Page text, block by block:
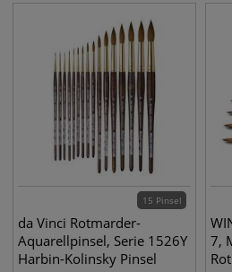
15 Pinsel
da Vinci Rotmarder-
Aquarellpinsel, Serie 1526Y
Harbin-Kolinsky Pinsel
7,